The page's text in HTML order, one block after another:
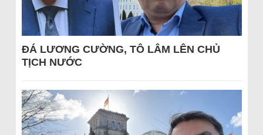
ĐÁ LƯƠNG CƯỜNG, TÔ LÂM LÊN CHỦ
TỊCH NƯỚC